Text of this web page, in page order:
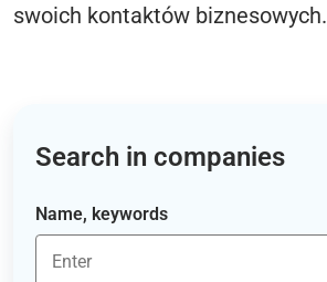
swoich kontaktów biznesowych.
Search in companies
Name, keywords